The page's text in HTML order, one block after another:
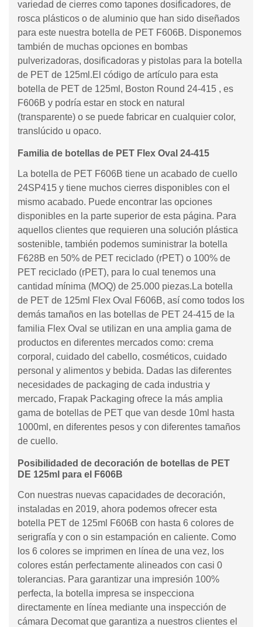
variedad de cierres como tapones dosificadores, de
rosca plásticos o de aluminio que han sido diseñados
para este nuestra botella de PET F606B. Disponemos
también de muchas opciones en bombas
pulverizadoras, dosificadoras y pistolas para la botella
de PET de 125ml.El código de artículo para esta
botella de PET de 125ml, Boston Round 24-415 , es
F606B y podría estar en stock en natural
(transparente) o se puede fabricar en cualquier color,
translúcido u opaco.
Familia de botellas de PET Flex Oval 24-415
La botella de PET F606B tiene un acabado de cuello
24SP415 y tiene muchos cierres disponibles con el
mismo acabado. Puede encontrar las opciones
disponibles en la parte superior de esta página. Para
aquellos clientes que requieren una solución plástica
sostenible, también podemos suministrar la botella
F628B en 50% de PET reciclado (rPET) o 100% de
PET reciclado (rPET), para lo cual tenemos una
cantidad mínima (MOQ) de 25.000 piezas.La botella
de PET de 125ml Flex Oval F606B, así como todos los
demás tamaños en las botellas de PET 24-415 de la
familia Flex Oval se utilizan en una amplia gama de
productos en diferentes mercados como: crema
corporal, cuidado del cabello, cosméticos, cuidado
personal y alimentos y bebida. Dadas las diferentes
necesidades de packaging de cada industria y
mercado, Frapak Packaging ofrece la más amplia
gama de botellas de PET que van desde 10ml hasta
1000ml, en diferentes pesos y con diferentes tamaños
de cuello.
Posibilidaded de decoración de botellas de PET
DE 125ml para el F606B
Con nuestras nuevas capacidades de decoración,
instaladas en 2019, ahora podemos ofrecer esta
botella PET de 125ml F606B con hasta 6 colores de
serigrafía y con o sin estampación en caliente. Como
los 6 colores se imprimen en línea de una vez, los
colores están perfectamente alineados con casi 0
tolerancias. Para garantizar una impresión 100%
perfecta, la botella impresa se inspecciona
directamente en línea mediante una inspección de
cámara Decomat que garantiza a nuestros clientes el